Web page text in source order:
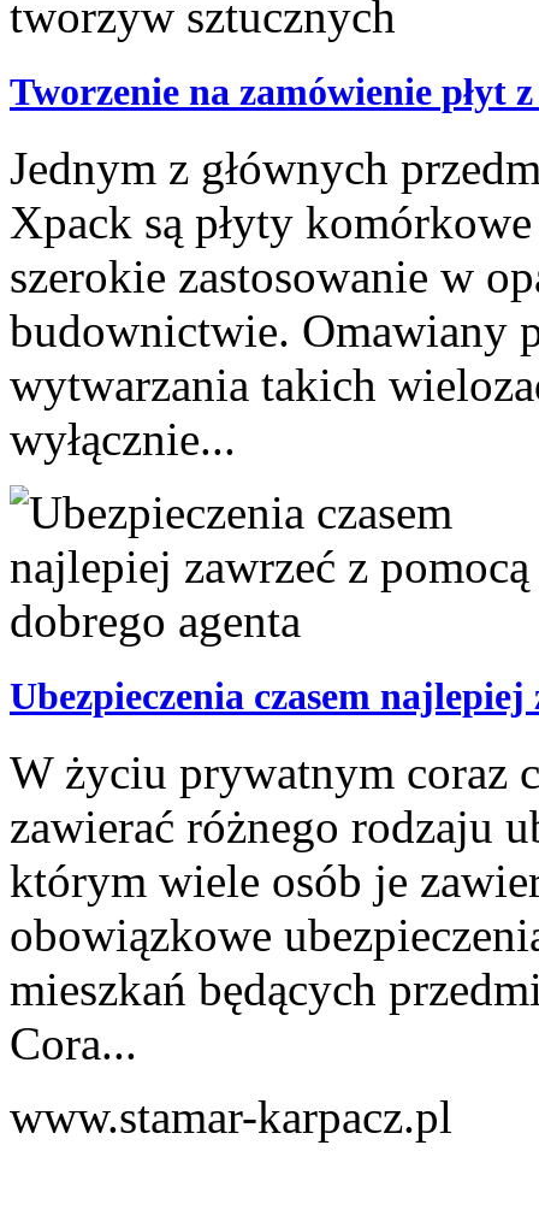
Tworzenie na zamówienie płyt
Jednym z głównych
Xpack są płyty
szerokie zastosowanie w
budownictwie. Omawiany
wytwarzania takich
wyłącznie...
Ubezpieczenia czasem
W życiu prywatnym coraz
zawierać różnego rodzaju
którym wiele osób je
obowiązkowe
mieszkań będących
Cora...
www.stamar-karpacz.pl